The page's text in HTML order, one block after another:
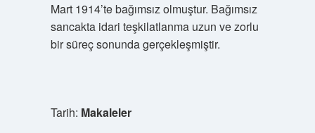
Mart 1914’te bağımsız olmuştur. Bağımsız
sancakta idari teşkilatlanma uzun ve zorlu
bir süreç sonunda gerçekleşmiştir.
Tarih: Makaleler